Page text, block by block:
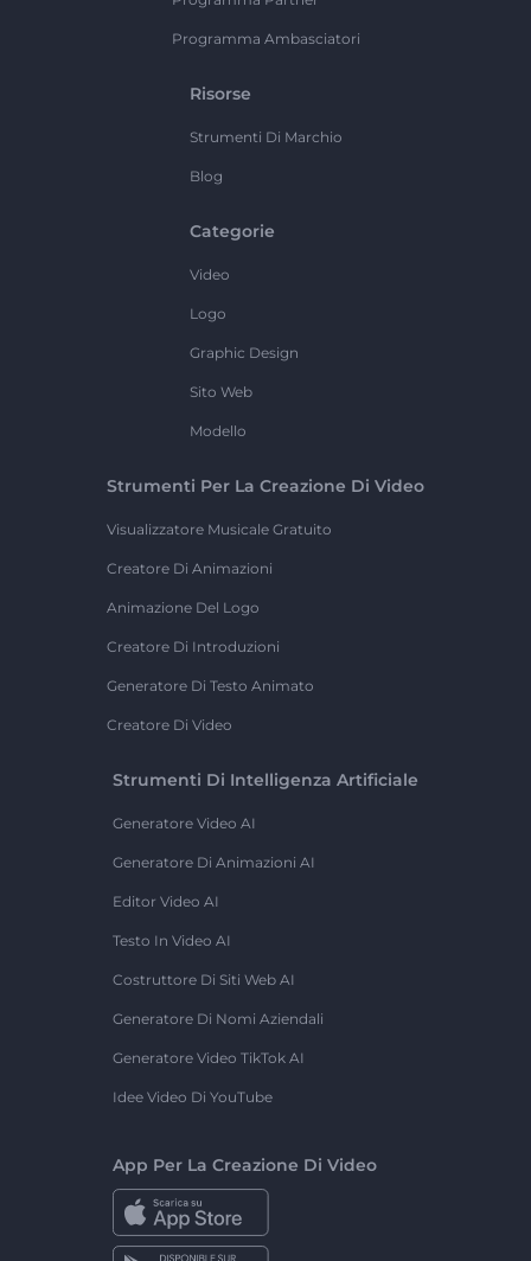
Programma Ambasciatori
Risorse
Strumenti Di Marchio
Blog
Categorie
Video
Logo
Graphic Design
Sito Web
Modello
Strumenti Per La Creazione Di Video
Visualizzatore Musicale Gratuito
Creatore Di Animazioni
Animazione Del Logo
Creatore Di Introduzioni
Generatore Di Testo Animato
Creatore Di Video
Strumenti Di Intelligenza Artificiale
Generatore Video AI
Generatore Di Animazioni AI
Editor Video AI
Testo In Video AI
Costruttore Di Siti Web AI
Generatore Di Nomi Aziendali
Generatore Video TikTok AI
Idee Video Di YouTube
App Per La Creazione Di Video